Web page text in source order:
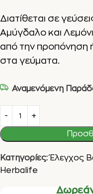
Διατίθεται σε
Αμύγδαλο και
από την προπόνηση
στα γεύματα.
Αναμενόμενη
Κατηγορίες: Έλεγχος
Herbalife